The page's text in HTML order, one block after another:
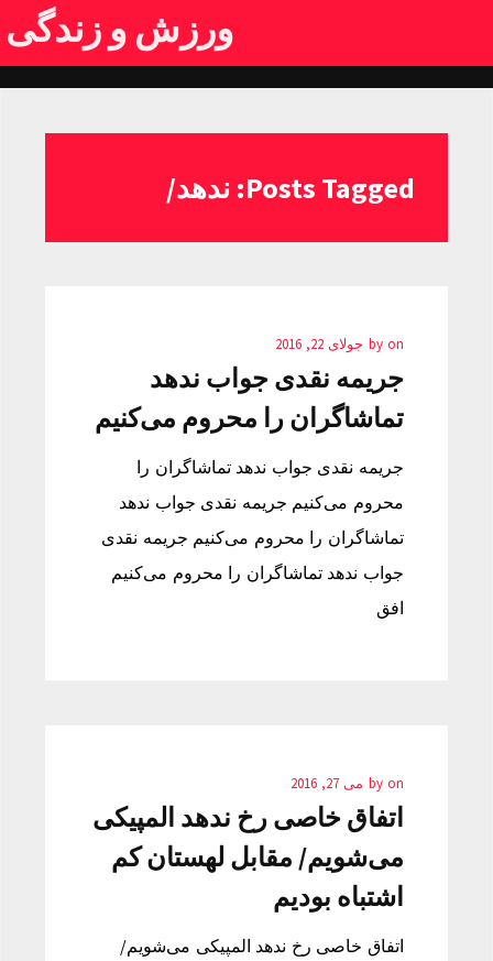
ورزش و زندگی
Posts Tagged: ندهد/
by on جولای 22, 2016
جریمه نقدی جواب ندهد
تماشاگران را محروم می‌کنیم
جریمه نقدی جواب ندهد تماشاگران را
محروم می‌کنیم جریمه نقدی جواب ندهد
تماشاگران را محروم می‌کنیم جریمه نقدی
جواب ندهد تماشاگران را محروم می‌کنیم
افق
by on می 27, 2016
اتفاق خاصی رخ ندهد المپیکی
می‌شویم/ مقابل لهستان کم
اشتباه بودیم
اتفاق خاصی رخ ندهد المپیکی می‌شویم/